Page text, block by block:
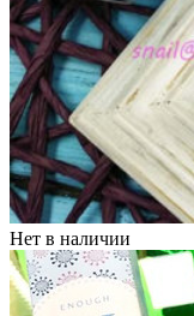
Нет в наличии